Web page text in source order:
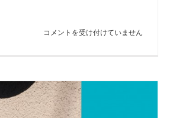
VOICE_vol35
コメントを受け付けていません